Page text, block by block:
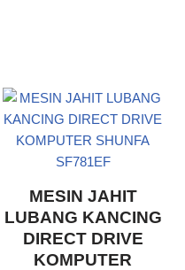
MESIN JAHIT
LUBANG KANCING
DIRECT DRIVE
KOMPUTER